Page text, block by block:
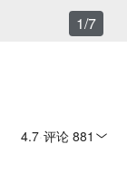
4.7· 评论 881
1/7